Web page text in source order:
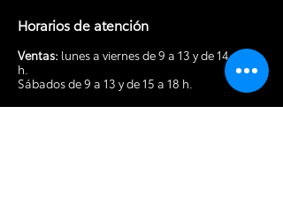
Horarios de atención
Ventas: lunes a viernes de 9 a 13 y de 14 a 19
h.
Sábados de 9 a 13 y de 15 a 18 h.
Posventa:lunes a viernes de 8 a 13 y de 14 a